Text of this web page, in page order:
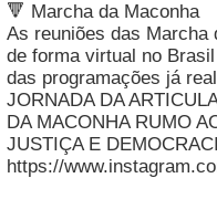
🔻 Marcha da Maconha
As reuniões das Marcha
de forma virtual no
das programações já
JORNADA DA
DA MACONHA RUMO
JUSTIÇA E
https://